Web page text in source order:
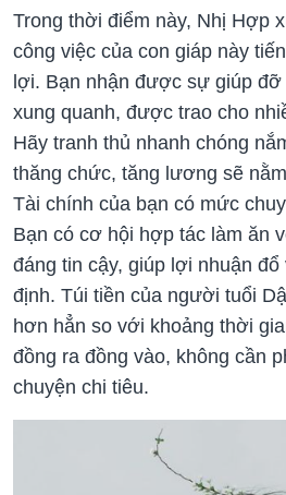
Trong thời điểm này, Nhị Hợp
công việc của con giáp này
lợi. Bạn nhận được sự giúp
xung quanh, được trao cho
Hãy tranh thủ nhanh chóng
thăng chức, tăng lương sẽ
Tài chính của bạn có mức
Bạn có cơ hội hợp tác làm ăn
đáng tin cậy, giúp lợi nhuận đổ
định. Túi tiền của người tuổi
hơn hẳn so với khoảng thời
đồng ra đồng vào, không cần
chuyện chi tiêu.